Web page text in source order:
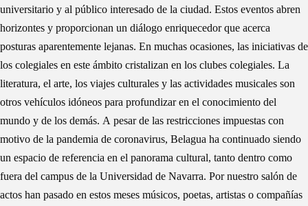
universitario y al público interesado de la ciudad. Estos eventos abren
horizontes y proporcionan un diálogo enriquecedor que acerca
posturas aparentemente lejanas. En muchas ocasiones, las iniciativas de
los colegiales en este ámbito cristalizan en los clubes colegiales. La
literatura, el arte, los viajes culturales y las actividades musicales son
otros vehículos idóneos para profundizar en el conocimiento del
mundo y de los demás. A pesar de las restricciones impuestas con
motivo de la pandemia de coronavirus, Belagua ha continuado siendo
un espacio de referencia en el panorama cultural, tanto dentro como
fuera del campus de la Universidad de Navarra. Por nuestro salón de
actos han pasado en estos meses músicos, poetas, artistas o compañías